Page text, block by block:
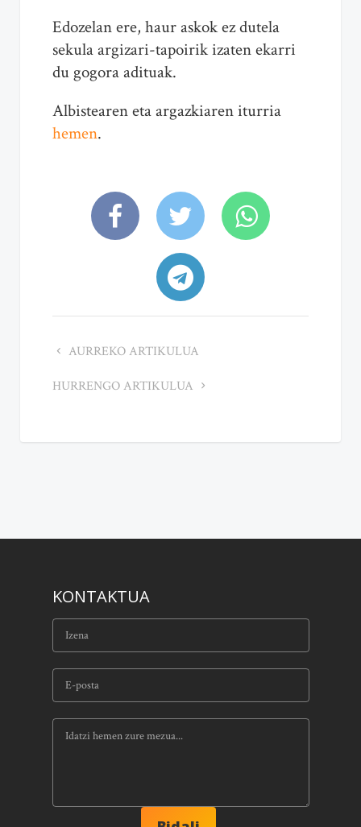
Edozelan ere, haur askok ez dutela
sekulaargizari-tapoirik izaten ekarri
du gogora adituak.
Albistearen eta argazkiaren iturria
hemen.
AURREKO ARTIKULUA
HURRENGO ARTIKULUA
KONTAKTUA